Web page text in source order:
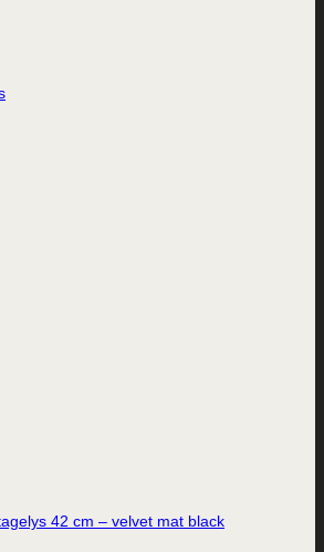
42 cm – velvet mat black